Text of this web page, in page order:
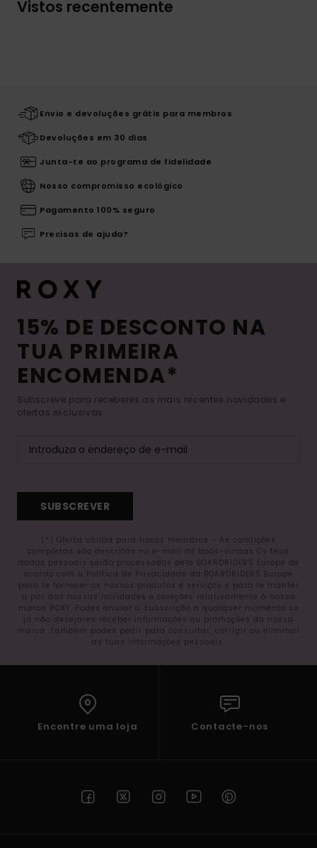
Vistos recentemente
Envio e devoluções grátis para membros
Devoluções em 30 dias
Junta-te ao programa de fidelidade
Nosso compromisso ecológico
Pagamento 100% seguro
Precisas de ajuda?
15% DE DESCONTO NA
TUA PRIMEIRA
ENCOMENDA*
Subscreve para receberes as mais recentes novidades e
ofertas exclusivas.
SUBSCREVER
(*) Oferta válida para novos membros - As condições
completas são descritas no e-mail de boas-vindas Os teus
dados pessoais serão processados pela BOARDRIDERS Europe de
acordo com a Política de Privacidade da BOARDRIDERS Europe
para te fornecer os nossos produtos e serviços e para te manter
a par das nossas novidades e coleções relativamente à nossa
marca ROXY. Podes anular a subscrição a qualquer momento se
já não desejares receber informações ou promoções da nossa
marca. Também podes pedir para consultar, corrigir ou eliminar
as tuas informações pessoais.
Encontre uma loja Contacte-nos